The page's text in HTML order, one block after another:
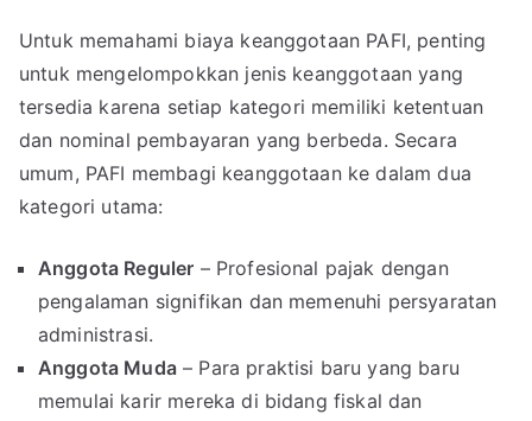
Untuk memahami biaya keanggotaan PAFI, penting
untuk mengelompokkan jenis keanggotaan yang
tersedia karena setiap kategori memiliki ketentuan
dan nominal pembayaran yang berbeda. Secara
umum, PAFI membagi keanggotaan ke dalam dua
kategori utama:
Anggota Reguler – Profesional pajak dengan
pengalaman signifikan dan memenuhi persyaratan
administrasi.
Anggota Muda– Para praktisi baru yang baru
memulai karir mereka di bidang fiskal dan